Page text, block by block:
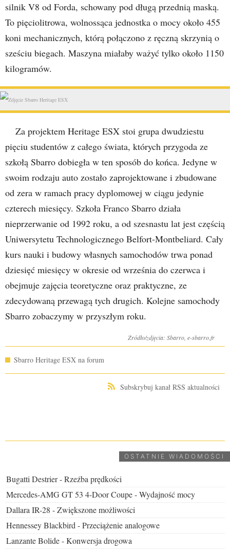
silnik V8 od Forda, schowany pod długą przednią maską.
To pięciolitrowa, wolnossąca jednostka o mocy około 455
koni mechanicznych, którą połączono z ręczną skrzynią o
sześciu biegach. Maszyna miałaby ważyć tylko około 1150
kilogramów.
Za projektem Heritage ESX stoi grupa dwudziestu
pięciu studentów z całego świata, których przygoda ze
szkołą Sbarro dobiegła w ten sposób do końca. Jedyne w
swoim rodzaju auto zostało zaprojektowane i zbudowane
od zera w ramach pracy dyplomowej w ciągu jedynie
czterech miesięcy. Szkoła Franco Sbarro działa
nieprzerwanie od 1992 roku, a od szesnastu lat jest częścią
Uniwersytetu Technologicznego Belfort-Montbeliard. Cały
kurs nauki i budowy własnych samochodów trwa ponad
dziesięć miesięcy w okresie od września do czerwca i
obejmuje zajęcia teoretyczne oraz praktyczne, ze
zdecydowaną przewagą tych drugich. Kolejne samochody
Sbarro zobaczymy w przyszłym roku.
Źródło/zdjęcia: Sbarro, e-sbarro.fr
Sbarro Heritage ESX na forum
Subskrybuj kanał RSS aktualności
OSTATNIE WIADOMOŚCI
Bugatti Destrier - Rzeźba prędkości
Mercedes-AMG GT 53 4-Door Coupe - Wydajność mocy
Dallara IR-28 - Zwiększone możliwości
Hennessey Blackbird - Przeciążenie analogowe
Lanzante Bolide - Konwersja drogowa